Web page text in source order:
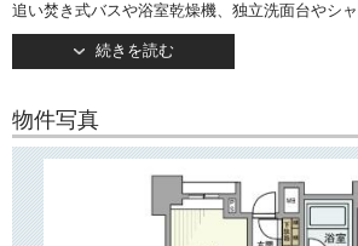
追い焚き式バスや浴室乾燥機、独立洗面台やシ
りの設備が
充実しています。
す！
2つの洋室にはそれぞれウォークインクローゼッ
洋服が
続きを読む
物件写真